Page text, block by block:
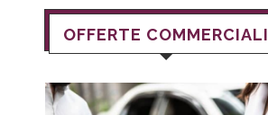
OFFERTE COMMERCIALI